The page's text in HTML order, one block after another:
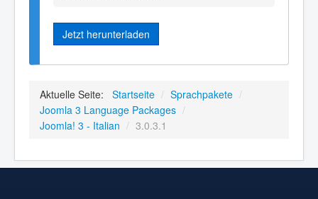
Jetzt herunterladen
Aktuelle Seite: Startseite / Sprachpakete /
Joomla 3 Language Packages /
Joomla! 3 - Italian / 3.0.3.1